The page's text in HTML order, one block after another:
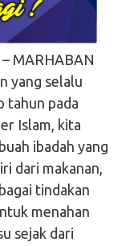
MARHABAN
yang selalu
tahun pada
Islam, kita
ibadah yang
dari makanan,
tindakan
menahan
sejak dari